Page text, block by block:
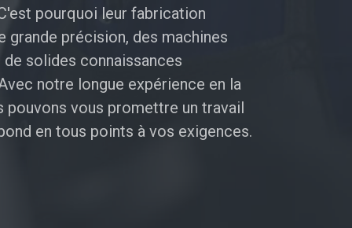
pourquoi leur fabrication
grande précision, des machines
solides connaissances
notre longue expérience en la
pouvons vous promettre un travail
en tous points à vos exigences.